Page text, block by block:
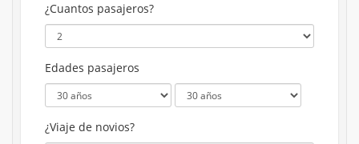
¿Cuantos pasajeros?
Edades pasajeros
¿Viaje de novios?